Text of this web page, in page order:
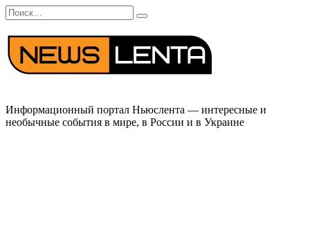
Перейти
к
содержанию
Search
for:
Информационный портал Ньюслента — интересные и
необычные события в мире, в России и в Украине